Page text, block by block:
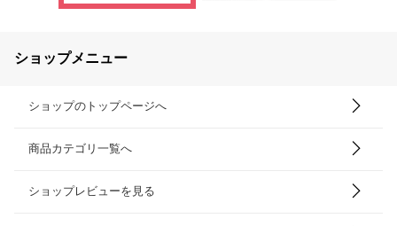
ショップメニュー
ショップのトップページへ
商品カテゴリ一覧へ
ショップレビューを見る